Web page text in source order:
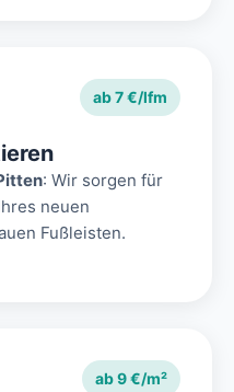
ab 7 €/lfm
: Wir sorgen für
neuen
Fußleisten.
ab 9 €/m²